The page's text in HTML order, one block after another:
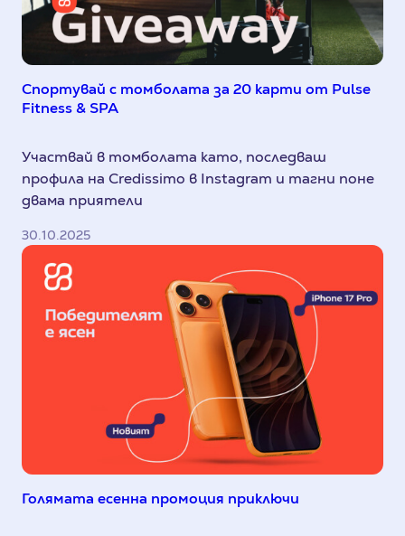
Спортувай с томболата за 20 карти от Pulse
Fitness & SPA
Участвай в томболата като, последваш
профила на Credissimo в Instagram и тагни поне
двама приятели
30.10.2025
Голямата есенна промоция приключи